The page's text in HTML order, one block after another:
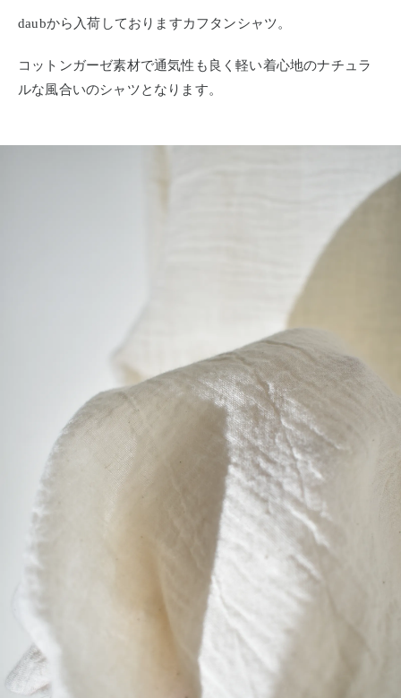
daubから入荷しておりますカフタンシャツ。
コットンガーゼ素材で通気性も良く軽い着心地のナチュラ
ルな風合いのシャツとなります。